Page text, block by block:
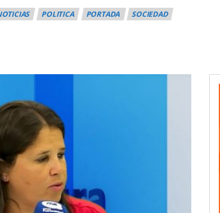
POLITICA PORTADA SOCIEDAD